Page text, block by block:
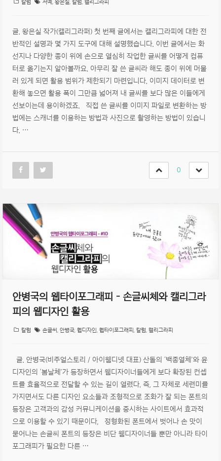
칼럼 서예 왕은실 칼럼 캘리그라피
글. 왕은실 작가(캘리그라퍼) 첫 번째 글에서는 캘리그라피에 대한 전
반적인 설명과 몇 가지 도구에 대해 설명했습니다. 이번 글에서는 화
선지나 다양한 종이 위에 손으로 열심히 작업한 글씨를 어떻게 컴퓨
터로 옮기는지 알아볼까요. 아무리 잘 쓴 글씨라 해도 종이 위에 머물
러 있게 되면 활용 범위가 제한되기 마련입니다. 이미지 데이터로 변
환해 놓으면 활용 폭이 그만큼 넓어져 내 글씨를 보다 많은 이들에게
선보이는데 용이하겠죠. 직접 쓴 글씨를 이미지 파일로 변환하는 방
법에는 스캐너를 이용하는 방법과 사진으로 촬영하는 방법이 있습니
다. …
0
안병국의 웹타이포그래피 – 손글씨체와 캘리그라
피의 웹디자인 활용
칼럼 손글씨 안병국 웹디자인 웹타이포그래피 칼럼 캘리그라피
글. 안병국(비주얼스토리 / 아이웹디넷 대표) 산돌의 ‘백종열체’와 윤
디자인의 ‘봄날체’가 등장하면서 웹디자이너들에게 보다 확장된 컨셉
트를 효율적으로 전달할 수 있는 길이 열렸다. 즉, 그 자체로 세련미를
가지면서도 다른 디자인 요소들과 조형적으로 조화가 잘 되는 폰트의
등장은 고객과의 감성 커뮤니케이션을 중시하는 사이트에서 효과적
으로 이용할 수 있기 때문이다, 정형화된 폰트에서 벗어나 손 맛이
묻어나는 손글씨 폰트의 등장은 비단 웹디자이너들 뿐만 아니라 타이
포그래피가 필요한 다른 …